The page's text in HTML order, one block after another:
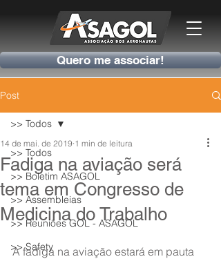
Quero me associar!
Post
>> Todos
>> Boletim ASAGOL
>> Assembleias
>> Reuniões GOL - ASAGOL
>> Safety
>> Todos
Fadiga na aviação será
tema em Congresso de
Medicina do Trabalho
14 de mai. de 2019 1 min de leitura
A fadiga na aviação estará em pauta